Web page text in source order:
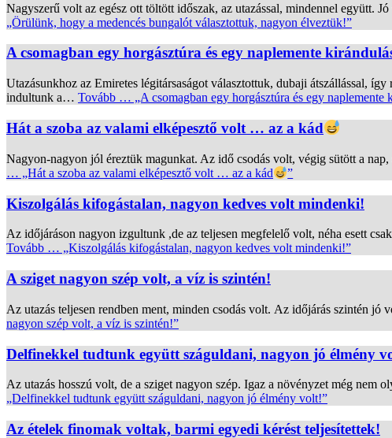
Nagyszerű volt az egész ott töltött időszak, az utazással, mindennel
„Örülünk, hogy a medencés bungalót választottuk, nagyon élveztük!”
A csomagban egy horgásztúra és egy naplemente
Utazásunkhoz az Emiretes légitársaságot választottuk, dubaji átszállással,
indultunk a… Tovább … „A csomagban egy horgásztúra és egy
Hát a szoba az valami elképesztő volt … az a kád
Nagyon-nagyon jól éreztük magunkat. Az idő csodás volt, végig sütött a
… „Hát a szoba az valami elképesztő volt … az a kád ”
Kiszolgálás kifogástalan, nagyon kedves volt mindenki!
Az időjáráson nagyon izgultunk ,de az teljesen megfelelő volt, néha esett
Tovább … „Kiszolgálás kifogástalan, nagyon kedves volt mindenki!”
A sziget nagyon szép volt, a víz is szintén!
Az utazás teljesen rendben ment, minden csodás volt. Az időjárás szintén
nagyon szép volt, a víz is szintén!”
Delfinekkel tudtunk együtt száguldani, nagyon jó élmény
Az utazás hosszú volt, de a sziget nagyon szép. Igaz a növényzet még
„Delfinekkel tudtunk együtt száguldani, nagyon jó élmény volt!”
Az ételek finomak voltak, barmi egyedi kérést teljesítettek!